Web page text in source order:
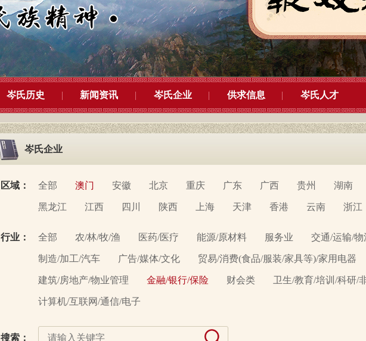
岑氏历史 新闻资讯 岑氏企业 供求信息 岑氏人才
岑氏企业
区域： 全部 澳门 安徽 北京 重庆 广东 广西 贵州 湖南
黑龙江 江西 四川 陕西 上海 天津 香港 云南 浙江
行业： 全部 农/林/牧/渔 医药/医疗 能源/原材料 服务业 交通/运输/
制造/加工/汽车 广告/媒体/文化 贸易/消费(食品/服装/家具等)/家用电器
建筑/房地产/物业管理 金融/银行/保险 财会类 卫生/教育/培训/科研/
计算机/互联网/通信/电子
搜索：